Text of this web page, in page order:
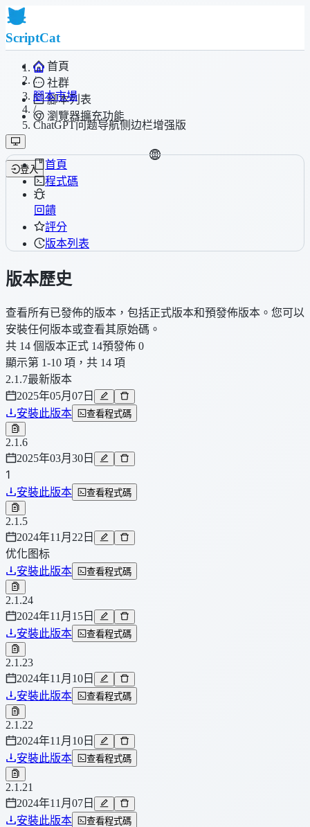
ScriptCat
首頁
社群
腳本列表
瀏覽器擴充功能
登入
/
腳本市場
/
ChatGPT问题导航侧边栏增强版
首頁
程式碼
回饋
評分
版本列表
版本歷史
查看所有已發佈的版本，包括正式版本和預發佈版本。您可以
安裝任何版本或查看其原始碼。
共 14 個版本正式 14預發佈 0
顯示第 1-10 項，共 14 項
2.1.7最新版本
2025年05月07日
安裝此版本
查看程式碼
2.1.6
2025年03月30日
1
安裝此版本 查看程式碼
2.1.5
2024年11月22日
优化图标
安裝此版本 查看程式碼
2.1.24
2024年11月15日
安裝此版本
查看程式碼
2.1.23
2024年11月10日
安裝此版本
查看程式碼
2.1.22
2024年11月10日
安裝此版本
查看程式碼
2.1.21
2024年11月07日
安裝此版本
查看程式碼